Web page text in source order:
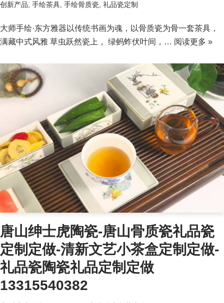
创新产品, 手绘茶具, 手绘骨质瓷, 礼品瓷定制
大师手绘·东方雅器以传统书画为魂，以骨质瓷为骨一套茶具，
满藏中式风雅 草虫跃然瓷上， 绿蚂蚱伏叶间，… 阅读更多 »
唐山绅士虎陶瓷-唐山骨质瓷礼品瓷
定制定做-清新文艺小茶盒定制定做-
礼品瓷陶瓷礼品定制定做
13315540382